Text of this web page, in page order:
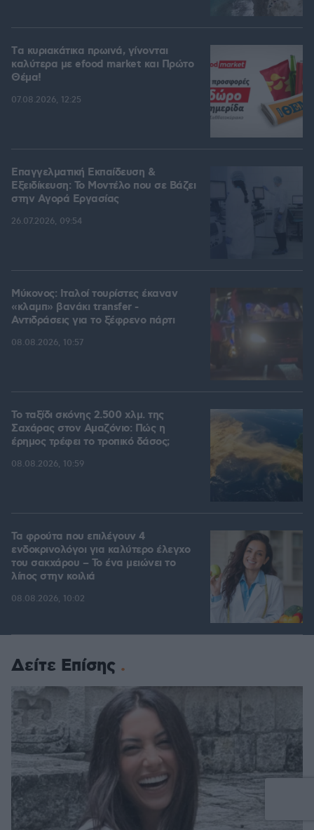
Tα κυριακάτικα πρωινά, γίνονται
καλύτερα με efood market και Πρώτο
Θέμα!
07.08.2026, 12:25
Επαγγελματική Εκπαίδευση &
Εξειδίκευση: Το Mοντέλο που σε Bάζει
στην Aγορά Eργασίας
26.07.2026, 09:54
Μύκονος: Ιταλοί τουρίστες έκαναν
«κλαμπ» βανάκι transfer -
Αντιδράσεις για το ξέφρενο πάρτι
08.08.2026, 10:57
Το ταξίδι σκόνης 2.500 χλμ. της
Σαχάρας στον Αμαζόνιο: Πώς η
έρημος τρέφει το τροπικό δάσος;
08.08.2026, 10:59
Τα φρούτα που επιλέγουν 4
ενδοκρινολόγοι για καλύτερο έλεγχο
του σακχάρου – Το ένα μειώνει το
λίπος στην κοιλιά
08.08.2026, 10:02
Δείτε Επίσης